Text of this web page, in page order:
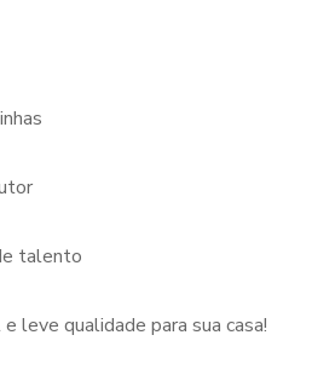
talento
leve qualidade para sua casa!